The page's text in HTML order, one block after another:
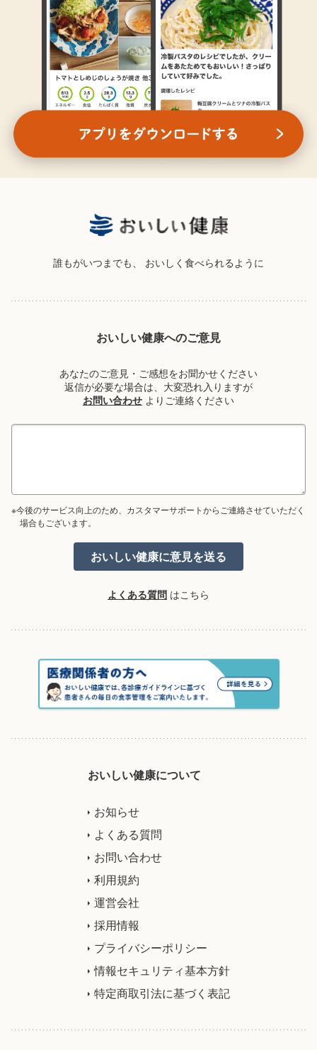
誰もがいつまでも、 おいしく食べられるように
おいしい健康へのご意見
あなたのご意見・ご感想をお聞かせください
返信が必要な場合は、大変恐れ入りますが
お問い合わせ よりご連絡ください
※今後のサービス向上のため、カスタマーサポートからご連絡させていただく
場合もございます。
よくある質問 はこちら
おいしい健康について
お知らせ
よくある質問
お問い合わせ
利用規約
運営会社
採用情報
プライバシーポリシー
情報セキュリティ基本方針
特定商取引法に基づく表記